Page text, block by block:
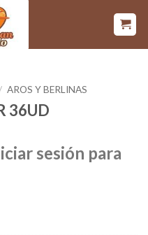
/ AROS Y BERLINAS
36UD
sesión para